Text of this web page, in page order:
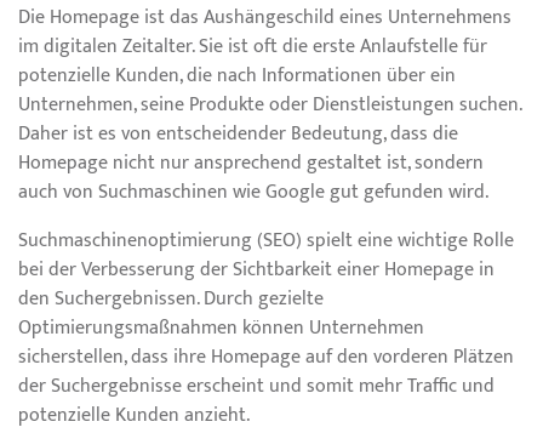
Die Homepage ist das Aushängeschild eines Unternehmens
im digitalen Zeitalter. Sie ist oft die erste Anlaufstelle für
potenzielle Kunden, die nach Informationen über ein
Unternehmen, seine Produkte oder Dienstleistungen suchen.
Daher ist es von entscheidender Bedeutung, dass die
Homepage nicht nur ansprechend gestaltet ist, sondern
auch von Suchmaschinen wie Google gut gefunden wird.
Suchmaschinenoptimierung (SEO) spielt eine wichtige Rolle
bei der Verbesserung der Sichtbarkeit einer Homepage in
den Suchergebnissen. Durch gezielte
Optimierungsmaßnahmen können Unternehmen
sicherstellen, dass ihre Homepage auf den vorderen Plätzen
der Suchergebnisse erscheint und somit mehr Traffic und
potenzielle Kunden anzieht.